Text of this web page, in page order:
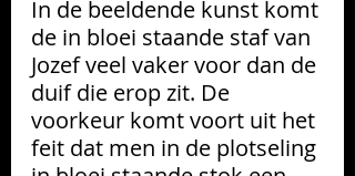
In de beeldende kunst komt
de in bloei staande staf van
Jozef veel vaker voor dan de
duif die erop zit. De
voorkeur komt voort uit het
feit dat men in de plotseling